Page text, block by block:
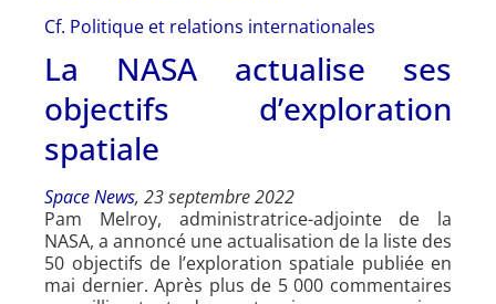
Cf. Politique et relations internationales
La NASA actualise ses
objectifs d’exploration
spatiale
Space News, 23 septembre 2022
Pam Melroy, administratrice-adjointe de la
NASA, a annoncé une actualisation de la liste des
50 objectifs de l’exploration spatiale publiée en
mai dernier. Après plus de 5 000 commentaires